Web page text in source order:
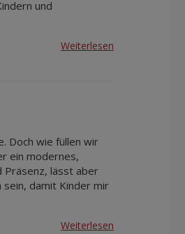
und
Weiterlesen
Doch wie füllen wir
ein modernes,
Präsenz, lässt aber
damit Kinder mir
Weiterlesen